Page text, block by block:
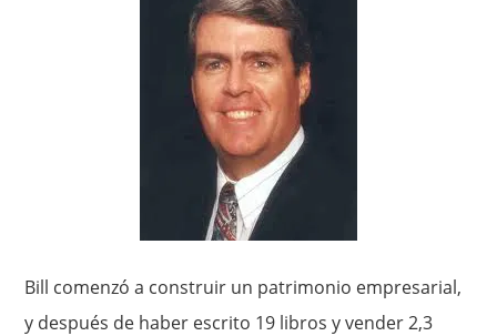
Bill comenzó a construir un patrimonio empresarial,
y después de haber escrito 19 libros y vender 2,3